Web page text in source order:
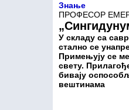
Знање
ПРОФЕСОР
У складу са
стално се
Примењују се
свету.
бивају
вештинама